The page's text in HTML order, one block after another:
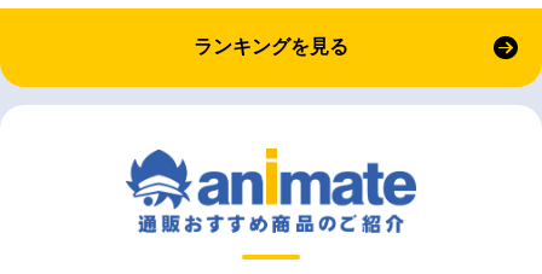
ランキングを見る